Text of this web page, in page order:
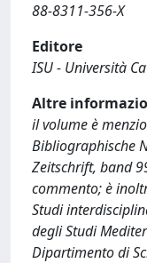
88-8311-356-X
Editore
ISU - Università
Altre
il volume è
Bibliographische
Zeitschrift, band
commento; è
Studi
degli Studi
Dipartimento di